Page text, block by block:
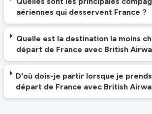
aériennes qui desservent France ?
Quelle est la destination la moins
départ de France avec British
D'où dois-je partir lorsque je
départ de France avec British